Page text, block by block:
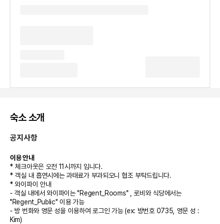
숙소 소개
공지사항
이용 안내
* 체크아웃은 오전 11시까지 입니다.
* 객실 내 흡연시에는 과태료가 부과되오니 협조 부탁드립니다.
* 와이파이 안내
- 객실 내에서 와이파이는 "Regent_Rooms" , 로비와 식당에서는
"Regent_Public" 이용 가능
- 방 번화와 영문 성을 이용하여 로그인 가능 (ex: 방번호 0735, 영문 성 :
Kim)